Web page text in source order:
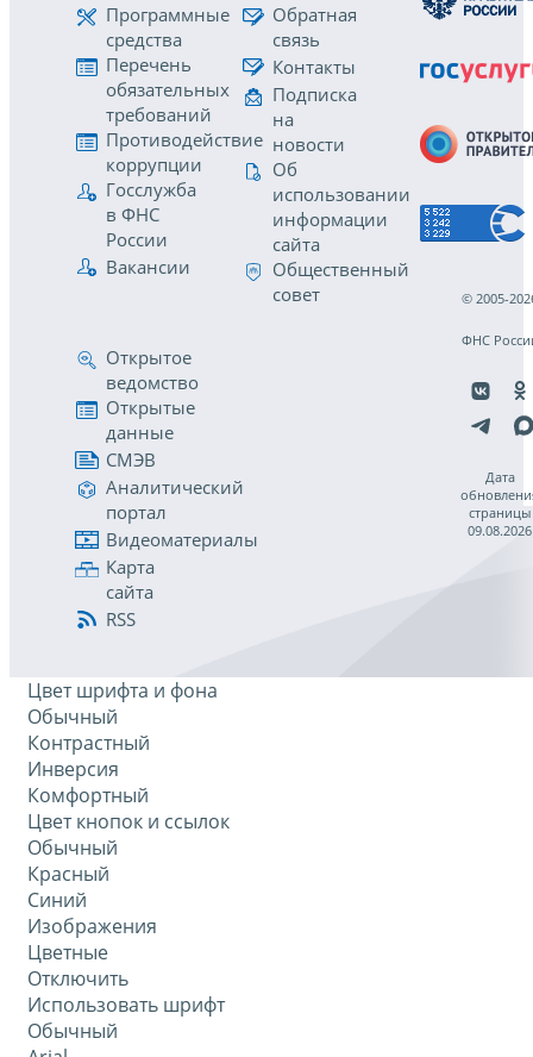
Программные
средства
Перечень
обязательных
требований
Противодействие
коррупции
Госслужба
в ФНС
России
Вакансии
Обратная
связь
Контакты
Подписка
на
новости
Об
использовании
информации
сайта
Общественный
совет
Открытое
ведомство
Открытые
данные
СМЭВ
Аналитический
портал
Видеоматериалы
Карта
сайта
RSS
© 2005-
ФНС
Дата
страницы
09.08.2026
Цвет шрифта и фона
Обычный
Контрастный
Инверсия
Комфортный
Цвет кнопок и ссылок
Обычный
Красный
Синий
Изображения
Цветные
Отключить
Использовать шрифт
Обычный